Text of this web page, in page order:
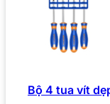
Bộ 4 tua vít